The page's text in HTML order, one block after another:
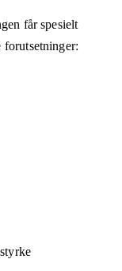
får spesielt
forutsetninger: